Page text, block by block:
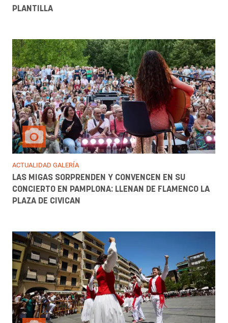
PLANTILLA
ACTUALIDAD GALERÍA
LAS MIGAS SORPRENDEN Y CONVENCEN EN SU
CONCIERTO EN PAMPLONA: LLENAN DE FLAMENCO LA
PLAZA DE CIVICAN